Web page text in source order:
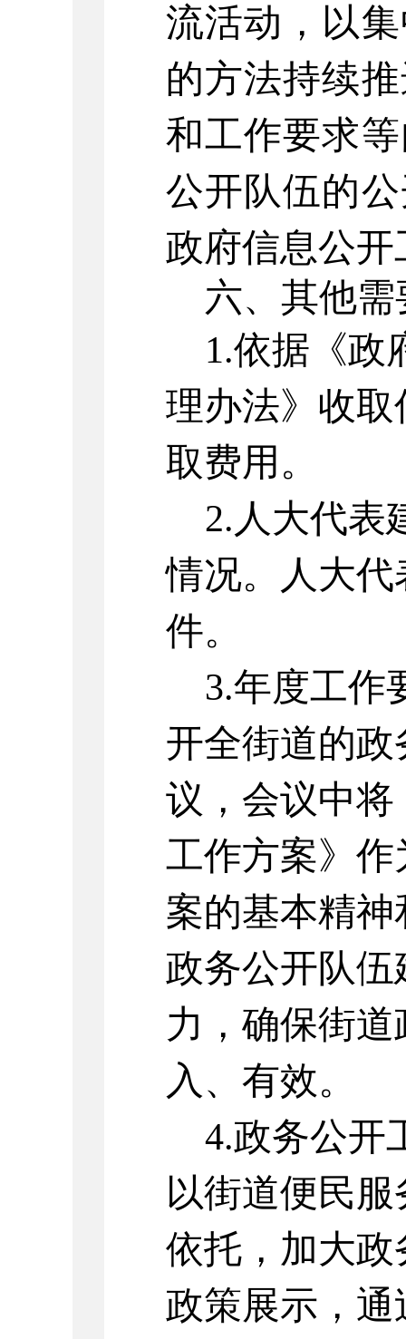
流活动，以
的方法持续
和工作要求
公开队伍的
政府信息公
六、其他
1.依据《政
理办法》收
取费用。
2.人大代表
情况。
人大
件。
3.年度工作
开全街道的
议，会议中将
工作方案》
案的基本精
政务公开队
力，确保街
入、有效。
4.政务公开
以街道便民
依托，加大
政策展示，